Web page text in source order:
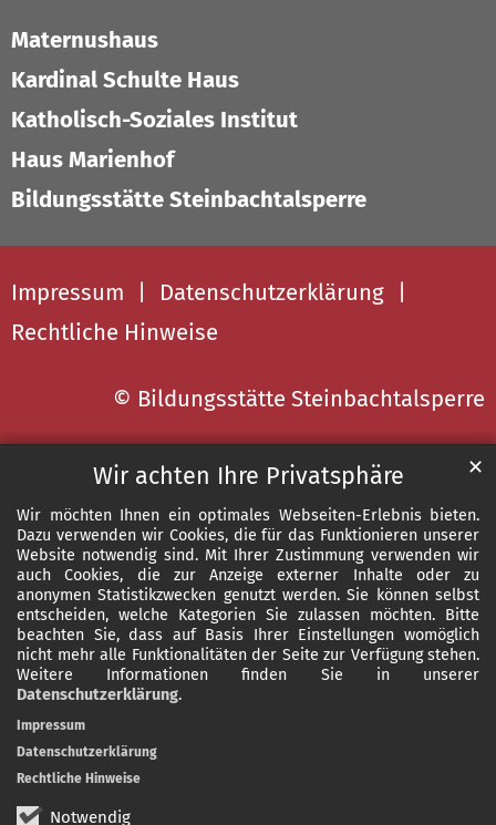
Wir achten Ihre Privatsphäre
Wir möchten Ihnen ein optimales Webseiten-Erlebnis bieten.
Dazu verwenden wir Cookies, die für das Funktionieren unserer
Website notwendig sind. Mit Ihrer Zustimmung verwenden wir
auch Cookies, die zur Anzeige externer Inhalte oder zu
anonymen Statistikzwecken genutzt werden. Sie können selbst
entscheiden, welche Kategorien Sie zulassen möchten. Bitte
beachten Sie, dass auf Basis Ihrer Einstellungen womöglich
nicht mehr alle Funktionalitäten der Seite zur Verfügung stehen.
Weitere Informationen finden Sie in unserer
Datenschutzerklärung.
Notwendig
✕
Impressum
Datenschutzerklärung
Rechtliche Hinweise
Maternushaus
Kardinal Schulte Haus
Katholisch-Soziales Institut
Haus Marienhof
Bildungsstätte Steinbachtalsperre
Impressum
Datenschutzerklärung
Rechtliche Hinweise
© Bildungsstätte Steinbachtalsperre